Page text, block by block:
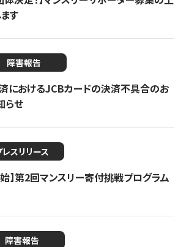
す
障害報告
におけるJCBカードの決済不具合のお
らせ
レスリリース
】第2回マンスリー寄付挑戦プログラム
障害報告